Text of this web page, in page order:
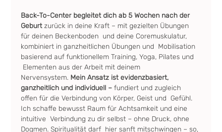
Back-To-Center begleitet dich ab 5 Wochen nach der
Geburt zurück in deine Kraft – mit gezielten Übungen
für deinen Beckenboden  und deine Coremuskulatur,
kombiniert in ganzheitlichen Übungen und  Mobilisation
basierend auf funktionellem Training, Yoga, Pilates und
Elementen aus der Arbeit mit deinem
Nervensystem. Mein Ansatz ist evidenzbasiert,
ganzheitlich und individuell – fundiert und zugleich
offen für die Verbindung von Körper, Geist und  Gefühl.
Ich schaffe bewusst Raum für Achtsamkeit und eine
intuitive  Verbindung zu dir selbst – ohne Druck, ohne
Dogmen. Spiritualität darf  hier sanft mitschwingen – so,